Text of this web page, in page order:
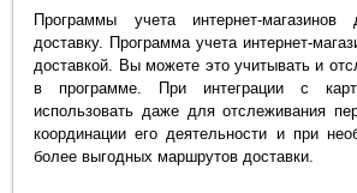
Программы учета интернет-магазинов
доставку. Программа учета интернет-
доставкой. Вы можете это учитывать и
в программе. При интеграции с
использовать даже для отслеживания
координации его деятельности и при
более выгодных маршрутов доставки.